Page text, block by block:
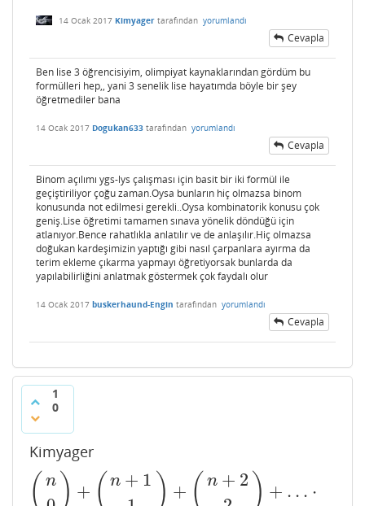
14 Ocak 2017 Kimyager tarafından yorumlandı
Cevapla
Ben lise 3 öğrencisiyim, olimpiyat kaynaklarından gördüm bu
formülleri hep,, yani 3 senelik lise hayatımda böyle bir şey
öğretmediler bana
14 Ocak 2017 Dogukan633 tarafından yorumlandı
Cevapla
Binom açılımı ygs-lys çalışması için basit bir iki formül ile
geçiştiriliyor çoğu zaman.Oysa bunların hiç olmazsa binom
konusunda not edilmesi gerekli..Oysa kombinatorik konusu çok
geniş.Lise öğretimi tamamen sınava yönelik döndüğü için
atlanıyor.Bence rahatlıkla anlatılır ve de anlaşılır.Hiç olmazsa
doğukan kardeşimizin yaptığı gibi nasıl çarpanlara ayırma da
terim ekleme çıkarma yapmayı öğretiyorsak bunlarda da
yapılabilirliğini anlatmak göstermek çok faydalı olur
14 Ocak 2017 buskerhaund-Engin tarafından yorumlandı
Cevapla
1
0
Kimyager
( n ) + ( n + 1 ) + ( n + 2 ) + … ⋅
(n 0)+ (n +1 1) +(n + 2) … ⋅+ n rr = n+ + 1r)